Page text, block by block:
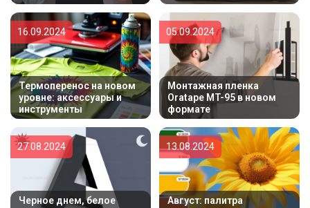
Термоперенос на новом
уровне: аксессуары и
инструменты
16.09.2024
Монтажная пленка
Oratape MT-95 в новом
формате
05.09.2024
Черное днем, белое
27.08.2024
Август: палитра
13.08.2024